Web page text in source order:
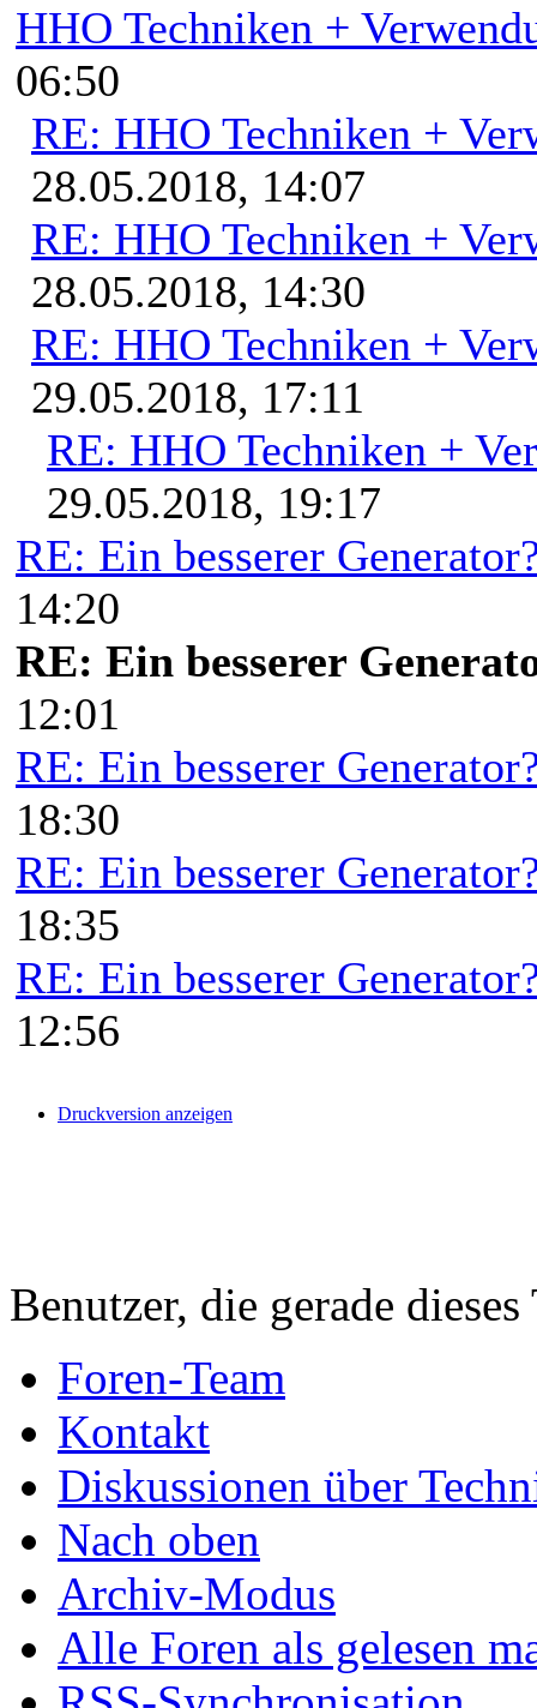
HHO Techniken +
06:50
RE: HHO Techniken +
28.05.2018, 14:07
RE: HHO Techniken +
28.05.2018, 14:30
RE: HHO Techniken +
29.05.2018, 17:11
RE: HHO Techniken +
29.05.2018, 19:17
RE: Ein besserer
14:20
RE: Ein besserer
12:01
RE: Ein besserer
18:30
RE: Ein besserer
18:35
RE: Ein besserer
12:56
Druckversion anzeigen
Benutzer, die gerade
Foren-Team
Kontakt
Diskussionen über
Nach oben
Archiv-Modus
Alle Foren als gelesen